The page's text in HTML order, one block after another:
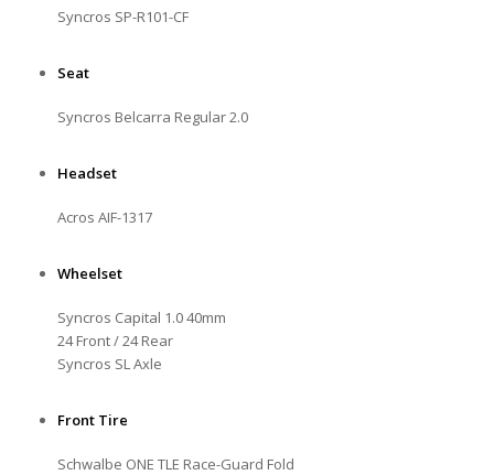
Syncros SP-R101-CF
Seat
Syncros Belcarra Regular 2.0
Headset
Acros AIF-1317
Wheelset
Syncros Capital 1.0 40mm
24 Front / 24 Rear
Syncros SL Axle
Front Tire
Schwalbe ONE TLE Race-Guard Fold